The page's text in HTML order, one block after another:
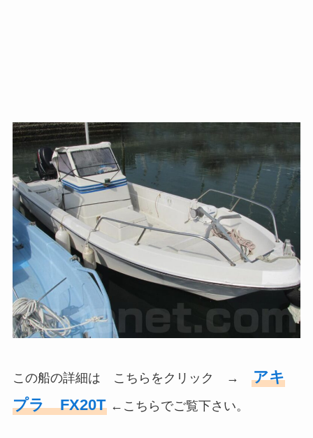
この船の詳細は こちらをクリック → アキ
プラ FX20T←こちらでご覧下さい。